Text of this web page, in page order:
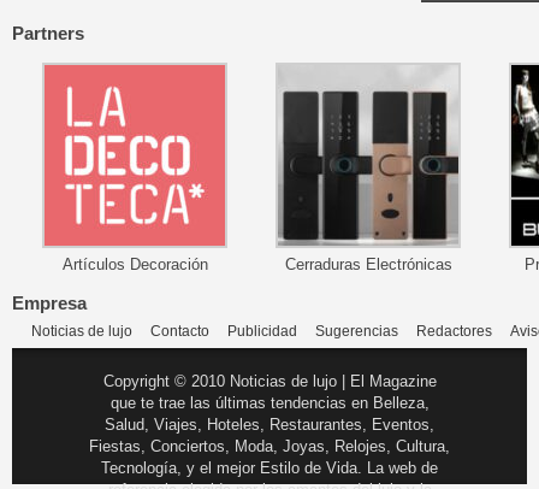
Partners
Artículos Decoración Cerraduras Electrónicas
Empresa
Noticias de lujo Contacto Publicidad Sugerencias Redactores
Copyright © 2010 Noticias de lujo | El Magazine
que te trae las últimas tendencias en Belleza,
Salud, Viajes, Hoteles, Restaurantes, Eventos,
Fiestas, Conciertos, Moda, Joyas, Relojes, Cultura,
Tecnología, y el mejor Estilo de Vida. La web de